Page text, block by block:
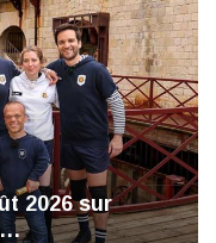
2026 sur